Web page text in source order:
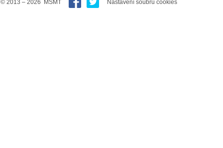
© 2013 – 2026 MŠMT Nastavení soubrů cookies